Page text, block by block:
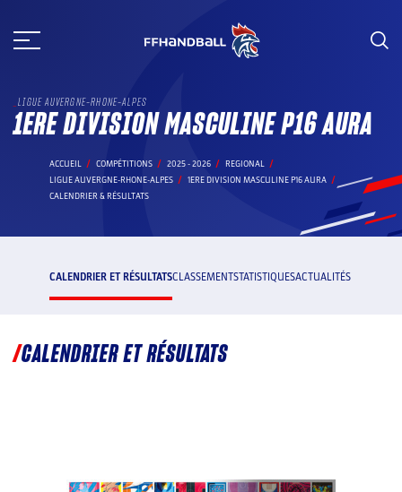
au
LIGUE AUVERGNE-RHONE-ALPES
1ERE DIVISION MASCULINE P16 AURA
ACCUEIL COMPÉTITIONS 2025 - 2026
REGIONAL
LIGUE AUVERGNE-RHONE-ALPES
1ERE DIVISION MASCULINE P16 AURA
CALENDRIER & RÉSULTATS
CALENDRIER ET RÉSULTATSCLASSEMENTSTATISTIQUESACTUALITÉS
CALENDRIER ET RÉSULTATS